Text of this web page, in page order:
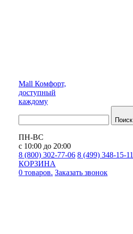
Mall Комфорт,
доступный
каждому
Поиск
ПН-ВС
с 10:00 до 20:00
8 (800) 302-77-06 8 (499) 348-15-11
КОРЗИНА
0 товаров. Заказать звонок